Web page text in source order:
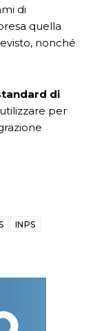
di
quella
nonché
di
per
INPS